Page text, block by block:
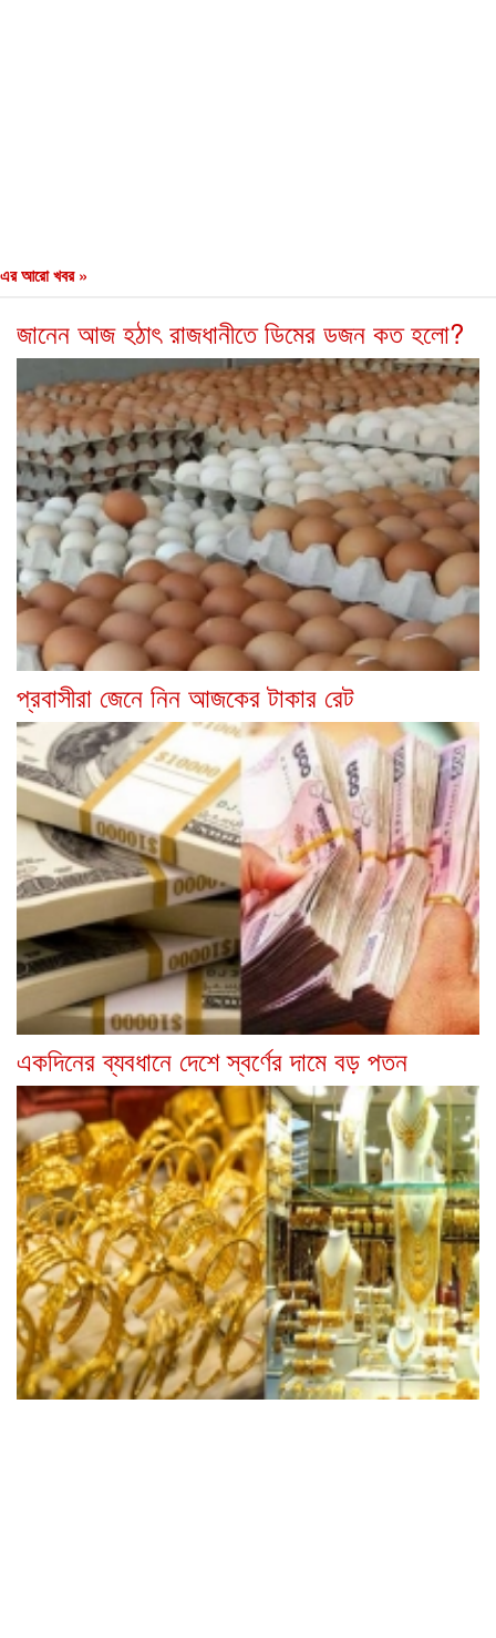
এর আরো খবর »
জানেন আজ হঠাৎ রাজধানীতে ডিমের ডজন কত হলো?
প্রবাসীরা জেনে নিন আজকের টাকার রেট
একদিনের ব্যবধানে দেশে স্বর্ণের দামে বড় পতন